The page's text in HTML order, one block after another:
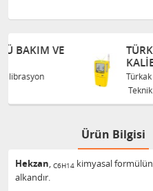
TÜRKAK
KALIBRASYON
Türkak Akredite Gaz
Teknik Servis Hizmetleri
Ürün Bilgisi
Hekzan, C6H14 kimyasal
alkandır.